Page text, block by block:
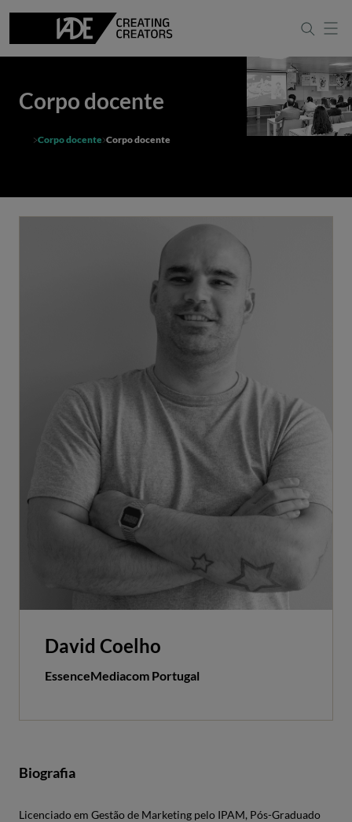
Corpo docente
Corpo docente Corpo docente
David Coelho
EssenceMediacom Portugal
Biografia
Licenciado em Gestão de Marketing pelo IPAM, Pós-Graduado